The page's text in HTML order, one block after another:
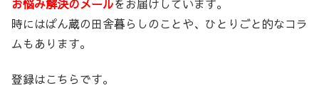
お悩み解決のメールをお届けしています。
時にはぱん蔵の田舎暮らしのことや、ひとりごと的なコラ
ムもあります。
登録はこちらです。